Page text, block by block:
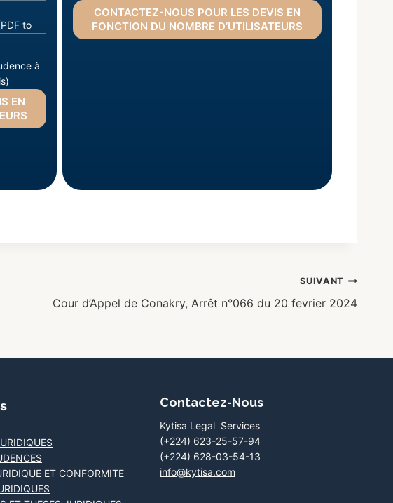
to
à
EN
CONTACTEZ-NOUS POUR LES DEVIS EN
FONCTION DU NOMBRE D’UTILISATEURS
SUIVANT
Cour d’Appel de Conakry, Arrêt n°066 du 20 fevrier 2024
ET CONFORMITE
Contactez-Nous
Kytisa Legal Services
(+224) 623-25-57-94
(+224) 628-03-54-13
info@kytisa.com